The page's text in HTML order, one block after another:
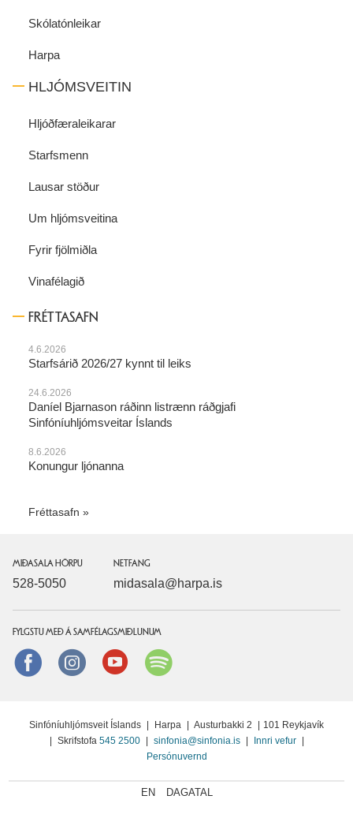
Skólatónleikar
Harpa
HLJÓMSVEITIN
Hljóðfæraleikarar
Starfsmenn
Lausar stöður
Um hljómsveitina
Fyrir fjölmiðla
Vinafélagið
FRÉTTASAFN
4.6.2026
Starfsárið 2026/27 kynnt til leiks
24.6.2026
Daníel Bjarnason ráðinn listrænn ráðgjafi
Sinfóníuhljómsveitar Íslands
8.6.2026
Konungur ljónanna
Fréttasafn
MIÐASALA HÖRPU
528-5050
NETFANG
midasala@harpa.is
FYLGSTU MEÐ Á SAMFÉLAGSMIÐLUNUM
FacebookinstagramYoutube
Sinfóníuhljómsveit Íslands Harpa Austurbakki 2
101 Reykjavík
Skrifstofa 545 2500 sinfonia@sinfonia.is Innri vefur
Persónuvernd
EN DAGATAL